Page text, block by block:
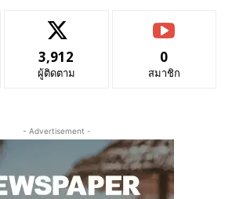
3,912
ผู้ติดตาม
0
สมาชิก
- Advertisement -